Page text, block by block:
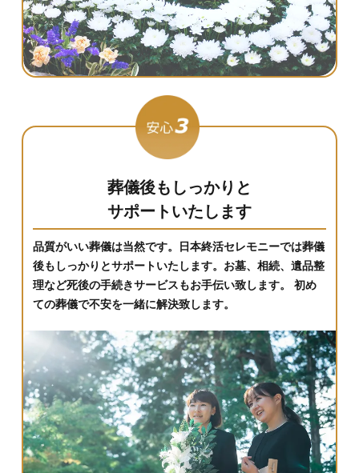
葬儀後もしっかりと
サポートいたします
品質がいい葬儀は当然です。日本終活セレモニーでは葬儀
後もしっかりとサポートいたします。お墓、相続、遺品整
理など死後の手続きサービスもお手伝い致します。 初め
ての葬儀で不安を一緒に解決致します。